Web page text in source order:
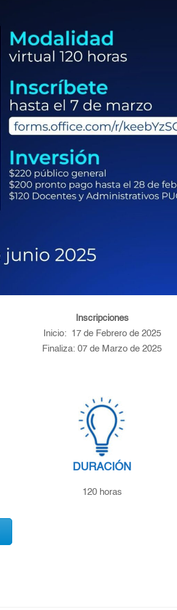
Inscripciones
Inicio: 17 de Febrero de 2025
Finaliza: 07 de Marzo de 2025
DURACIÓN
120 horas